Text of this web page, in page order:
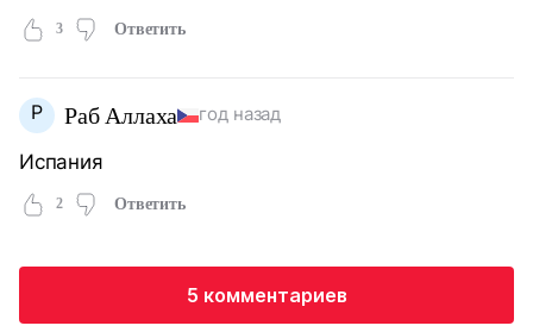
3 Ответить
Р Раб Аллаха год назад
Испания
2 Ответить
5 комментариев